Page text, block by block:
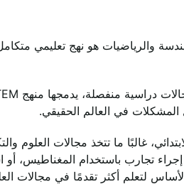
والرياضيات هو نهج تعليمي
في العالم الحقيقي.
إجراء تجارب باستخدام المغناطيس،
لتعلم أكثر تقدمًا في مجالات